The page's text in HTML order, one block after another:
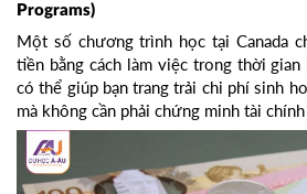
Programs)
Một số chương trình học tại Canada
tiền bằng cách làm việc trong thời
có thể giúp bạn trang trải chi phí sinh
mà không cần phải chứng minh tài